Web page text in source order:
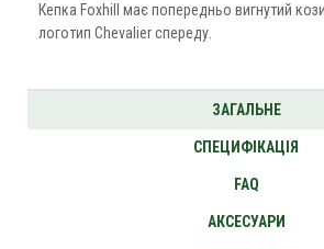
Кепка Foxhill має попередньо вигнутий
логотип Chevalier спереду.
ЗАГАЛЬНЕ
СПЕЦИФІКАЦІЯ
FAQ
АКСЕСУАРИ